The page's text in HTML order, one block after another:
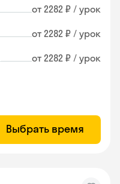
от 2282 ₽ / урок
от 2282 ₽ / урок
от 2282 ₽ / урок
Выбрать время